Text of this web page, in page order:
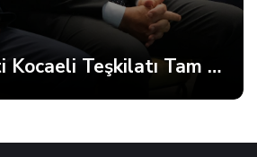
Anahtar Parti Kocaeli Teşkilatı Tam Kadro Toplandı